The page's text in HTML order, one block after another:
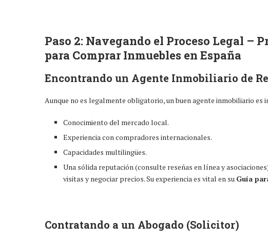
Paso 2: Navegando el Proceso Legal –
para Comprar Inmuebles en España
Encontrando un Agente Inmobiliario de
Aunque no es legalmente obligatorio, un buen agente inmobiliario es
Conocimiento del mercado local.
Experiencia con compradores internacionales.
Capacidades multilingües.
Una sólida reputación (consulte reseñas en línea y
visitas y negociar precios. Su experiencia es vital en su Guía
Contratando a un Abogado (Solicitor)